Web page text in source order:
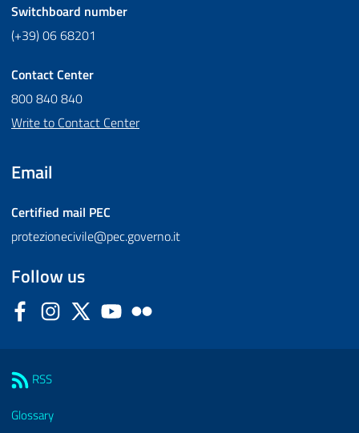
Switchboard number
(+39) 06 68201
Contact Center
800 840 840
Write to Contact Center
Email
Certified mail PEC
protezionecivile@pec.governo.it
Follow us
FacebookInstagram
Twitter YouTube
RSS
Glossary